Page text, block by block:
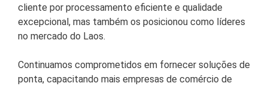
cliente por processamento eficiente e qualidade
excepcional, mas também os posicionou como líderes
no mercado do Laos.
Continuamos comprometidos em fornecer soluções de
ponta, capacitando mais empresas de comércio de